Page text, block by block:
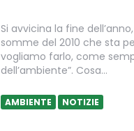
Si avvicina la fine
somme del 2010 che sta
vogliamo farlo, come
dell’ambiente”. Cosa…
AMBIENTE NOTIZIE